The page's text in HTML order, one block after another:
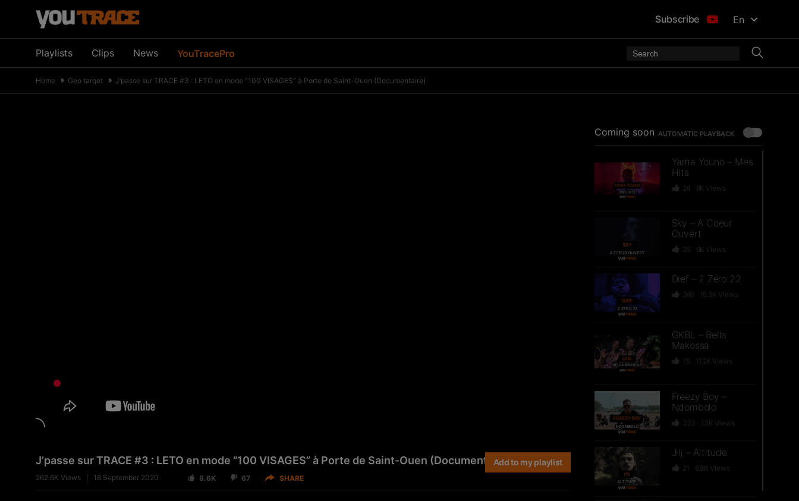
Subscribe En
Playlists Clips News YouTracePro
Home Geo target J’passe sur TRACE #3 : LETO en mode “100 VISAGES” à Porte de Saint-Ouen (Documentaire)
J’passe sur TRACE #3 : LETO en mode “100 VISAGES” à Porte de Saint-Ouen (Documentaire)
262.6K Views 18 September 2020 8.6K 67 SHARE
Add to my playlist
Coming soon AUTOMATIC PLAYBACK
Yama Youno – Mes
Hits
24 8K Views
Sky – A Coeur
Ouvert
35 6K Views
Dief – 2 Zéro 22
246 15.3K Views
GKBL – Bella
Makossa
75 11.2K Views
Freezy Boy –
Ndombolo
333 13K Views
Jiij – Altitude
21 6.8K Views